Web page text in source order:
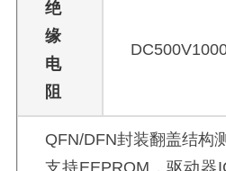
绝
缘
电
阻
QFN/DFN封装翻盖结构